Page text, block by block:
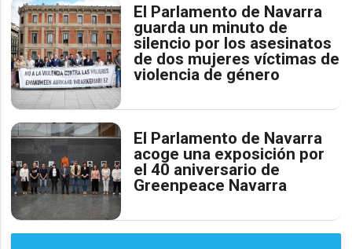
El Parlamento de Navarra
guarda un minuto de
silencio por los asesinatos
de dos mujeres víctimas de
violencia de género
El Parlamento de Navarra
acoge una exposición por
el 40 aniversario de
Greenpeace Navarra